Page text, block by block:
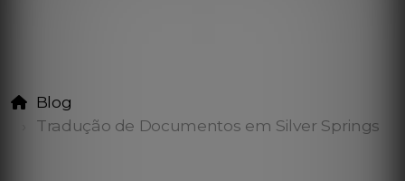
Blog
Tradução de Documentos em Silver Springs